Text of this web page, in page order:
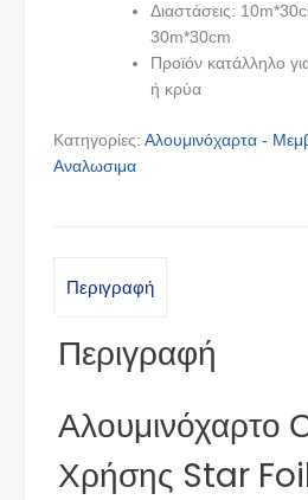
Διαστάσεις:
30m*30cm
Προϊόν κατάλληλο
ή κρύα
Κατηγορίες: Αλουμινόχαρτα -
Αναλωσιμα
Περιγραφή
Περιγραφή
Αλουμινόχαρτο
Χρήσης Star